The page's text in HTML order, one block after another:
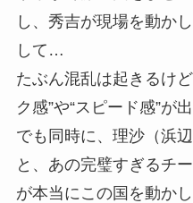
し、秀吉が現場を動か
して…
たぶん混乱は起きるけ
ク感”や“スピード感”が
でも同時に、理沙（浜
と、あの完璧すぎるチ
が本当にこの国を動か